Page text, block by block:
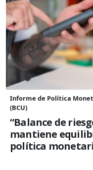
Informe de Política
(BCU)
“Balance de
mantiene
política